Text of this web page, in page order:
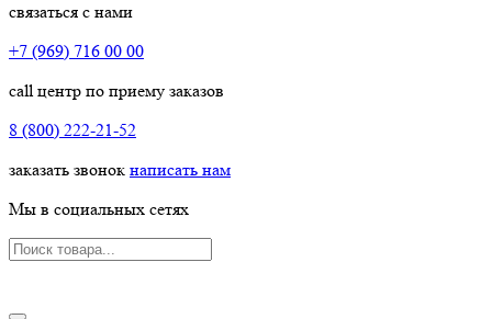
связаться с нами
+7 (969) 716 00 00
call центр по приему заказов
8 (800) 222-21-52
заказать звонок написать нам
Мы в социальных сетях